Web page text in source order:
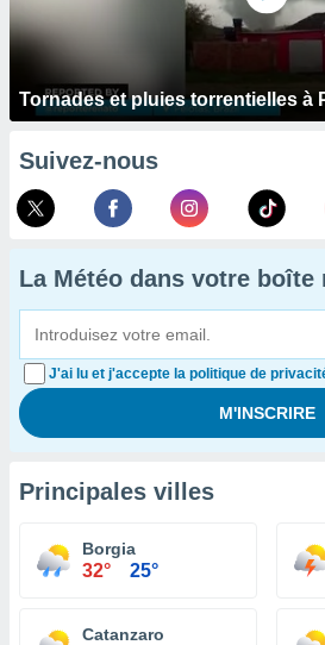
Tornades et pluies torrentielles à
Suivez-nous
La Météo dans votre boîte
J'ai lu et j'accepte la politique de
Principales villes
Borgia
32° 25°
Catanzaro